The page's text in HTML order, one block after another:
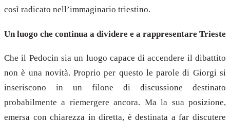
così radicato nell’immaginario triestino.
Un luogo che continua a dividere e a rappresentare Trieste
Che il Pedocin sia un luogo capace di accendere il dibattito
non è una novità. Proprio per questo le parole di Giorgi si
inseriscono in un filone di discussione destinato
probabilmente a riemergere ancora. Ma la sua posizione,
emersa con chiarezza in diretta, è destinata a far discutere